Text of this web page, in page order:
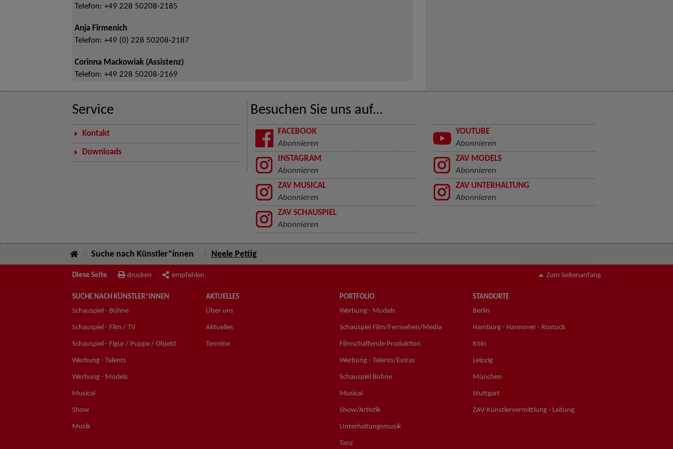
Telefon: +49 228 50208-2185
Anja Firmenich
Telefon: +49 (0) 228 50208-2187
Corinna Mackowiak (Assistenz)
Telefon: +49 228 50208-2169
Service
Kontakt
Downloads
Besuchen Sie uns auf...
FACEBOOK
Abonnieren
YOUTUBE
Abonnieren
INSTAGRAM
Abonnieren
ZAV MODELS
Abonnieren
ZAV MUSICAL
Abonnieren
ZAV UNTERHALTUNG
Abonnieren
ZAV SCHAUSPIEL
Abonnieren
Suche nach Künstler*innen Neele Pettig
Diese Seite drucken empfehlen Zum Seitenanfang
SUCHE NACH KÜNSTLER*INNEN
Schauspiel - Bühne
Schauspiel - Film / TV
Schauspiel - Figur / Puppe / Objekt
Werbung - Talents
Werbung - Models
Musical
Show
Musik
AKTUELLES
Über uns
Aktuelles
Termine
PORTFOLIO
Werbung - Models
Schauspiel Film/Fernsehen/Media
Filmschaffende Produktion
Werbung - Talents/Extras
Schauspiel Bühne
Musical
Show/Artistik
Unterhaltungsmusik
Tanz
STANDORTE
Berlin
Hamburg - Hannover - Rostock
Köln
Leipzig
München
Stuttgart
ZAV-Künstlervermittlung - Leitung